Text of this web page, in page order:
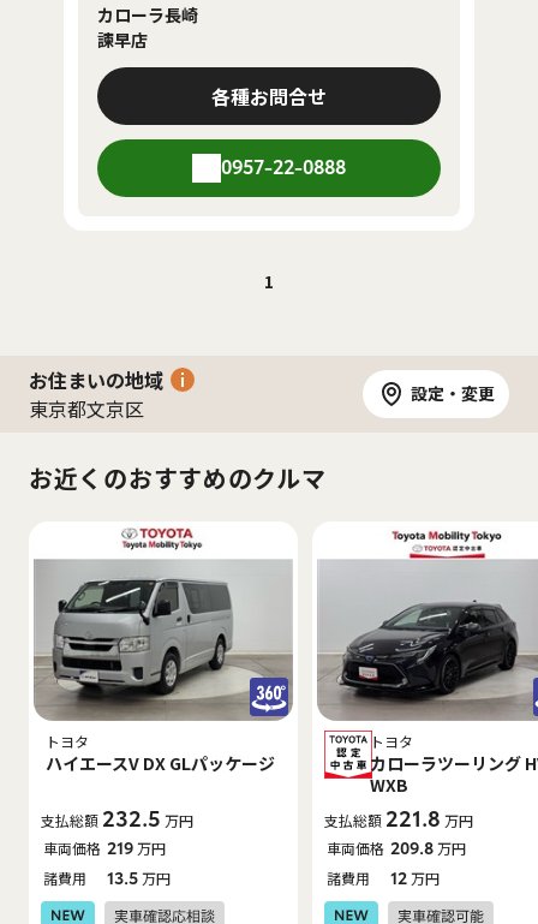
カローラ長崎
諫早店
各種お問合せ
0957-22-0888
1
お住まいの地域
東京都文京区
設定・変更
お近くのおすすめのクルマ
トヨタ
ハイエースV DX GLパッケージ
支払総額 232.5 万円
車両価格 219万円
諸費用
13.5万円
トヨタ
カローラツーリング
WXB
支払総額 221.8 万円
車両価格 209.8万円
諸費用
12万円